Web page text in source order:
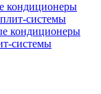
кондиционеры
системы
кондиционеры
системы